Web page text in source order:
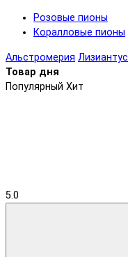
Розовые пионы
Коралловые пионы
Альстромерия Лизиантус
Товар дня
Популярный Хит
5.0